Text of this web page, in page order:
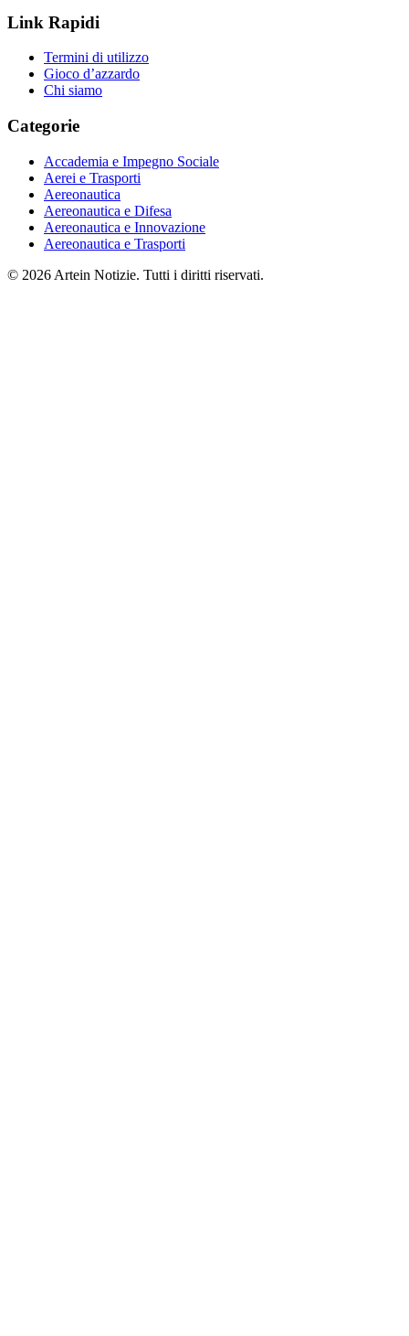
Link Rapidi
Termini di utilizzo
Gioco d’azzardo
Chi siamo
Categorie
Accademia e Impegno Sociale
Aerei e Trasporti
Aereonautica
Aereonautica e Difesa
Aereonautica e Innovazione
Aereonautica e Trasporti
© 2026 Artein Notizie. Tutti i diritti riservati.